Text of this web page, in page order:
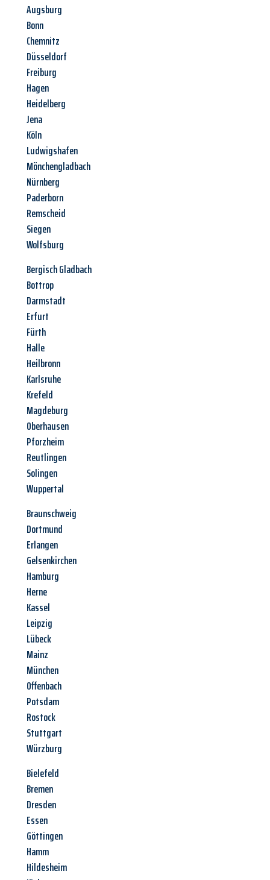
Augsburg
Bonn
Chemnitz
Düsseldorf
Freiburg
Hagen
Heidelberg
Jena
Köln
Ludwigshafen
Mönchengladbach
Nürnberg
Paderborn
Remscheid
Siegen
Wolfsburg
Bergisch Gladbach
Bottrop
Darmstadt
Erfurt
Fürth
Halle
Heilbronn
Karlsruhe
Krefeld
Magdeburg
Oberhausen
Pforzheim
Reutlingen
Solingen
Wuppertal
Braunschweig
Dortmund
Erlangen
Gelsenkirchen
Hamburg
Herne
Kassel
Leipzig
Lübeck
Mainz
München
Offenbach
Potsdam
Rostock
Stuttgart
Würzburg
Bielefeld
Bremen
Dresden
Essen
Göttingen
Hamm
Hildesheim